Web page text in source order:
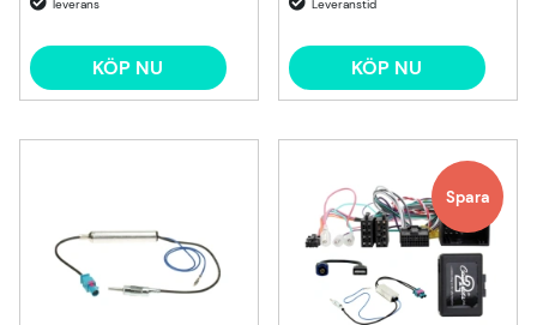
KÖP NU KÖP NU
Spara